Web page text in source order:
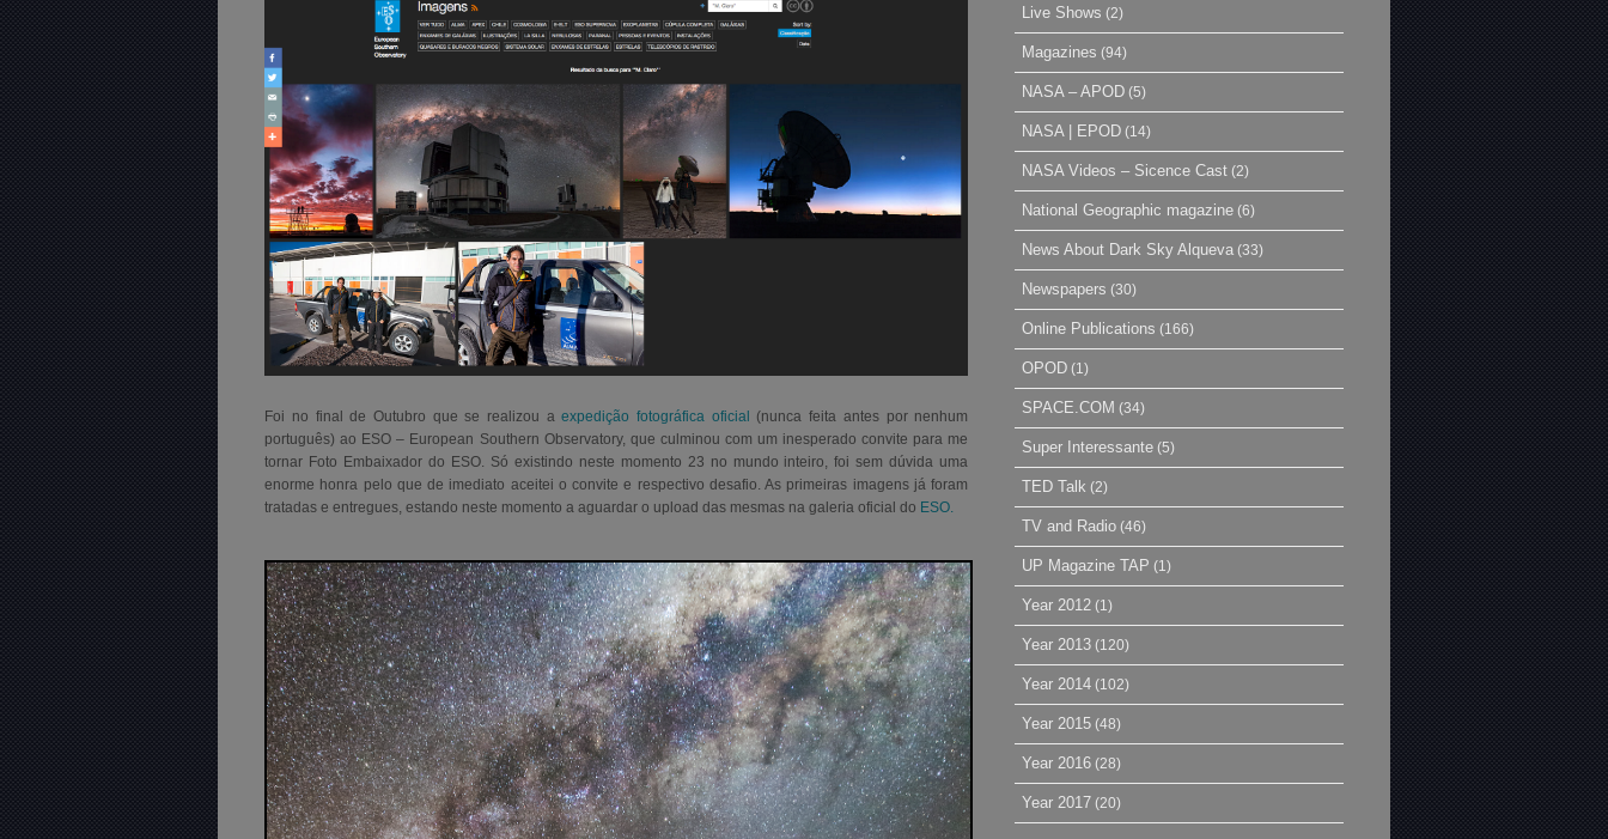
Foi no final de Outubro que se realizou aexpedição fotográfica oficial (nunca feita antes por nenhum
português) ao ESO – European Southern Observatory, que culminou com um inesperado convite para me
tornar Foto Embaixador do ESO. Só existindo neste momento 23 no mundo inteiro, foi sem dúvida uma
enorme honra pelo que de imediato aceitei o convite e respectivo desafio. As primeiras imagens já foram
tratadas e entregues, estando neste momento a aguardar o upload das mesmas na galeria oficial do ESO.
Live Shows (2)
Magazines (94)
NASA – APOD (5)
NASA | EPOD (14)
NASA Videos – Sicence Cast (2)
National Geographic magazine (6)
News About Dark Sky Alqueva (33)
Newspapers (30)
Online Publications (166)
OPOD (1)
SPACE.COM (34)
Super Interessante (5)
TED Talk (2)
TV and Radio (46)
UP Magazine TAP (1)
Year 2012 (1)
Year 2013 (120)
Year 2014 (102)
Year 2015 (48)
Year 2016 (28)
Year 2017 (20)